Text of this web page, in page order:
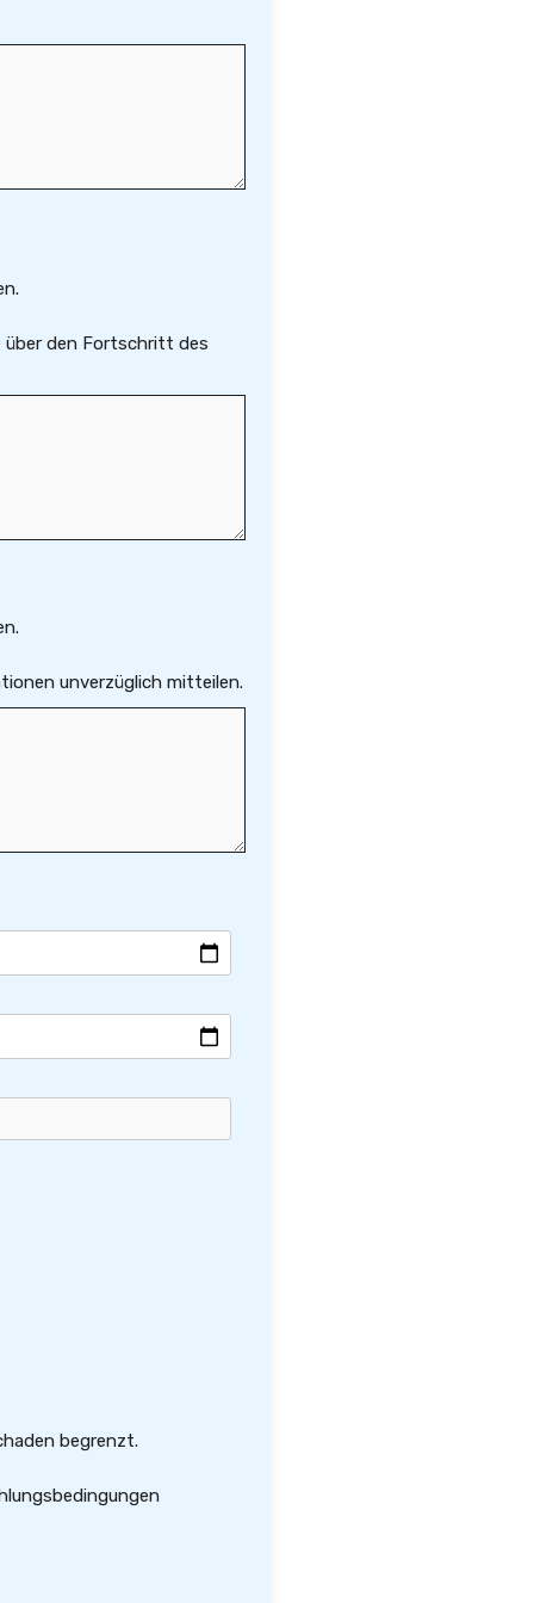
über den Fortschritt des
unverzüglich mitteilen.
begrenzt.